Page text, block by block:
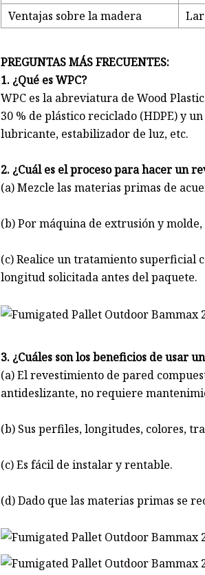
Ventajas sobre la madera
PREGUNTAS MÁS FRECUENTES:
1. ¿Qué es WPC?
WPC es la abreviatura de Wood
30 % de plástico reciclado (HDPE) y
lubricante, estabilizador de luz, etc.
2. ¿Cuál es el proceso para hacer un
(a) Mezcle las materias primas de
(b) Por máquina de extrusión y
(c) Realice un tratamiento superficial
longitud solicitada antes del paquete.
3. ¿Cuáles son los beneficios de usar
(a) El revestimiento de pared
antideslizante, no requiere
(b) Sus perfiles, longitudes, colores,
(c) Es fácil de instalar y rentable.
(d) Dado que las materias primas se